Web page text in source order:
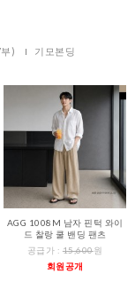
) 기모본딩
AGG 1008M 남자 핀턱 와이
드 찰랑 쿨 밴딩 팬츠
공급가 : 15,600원
회원공개